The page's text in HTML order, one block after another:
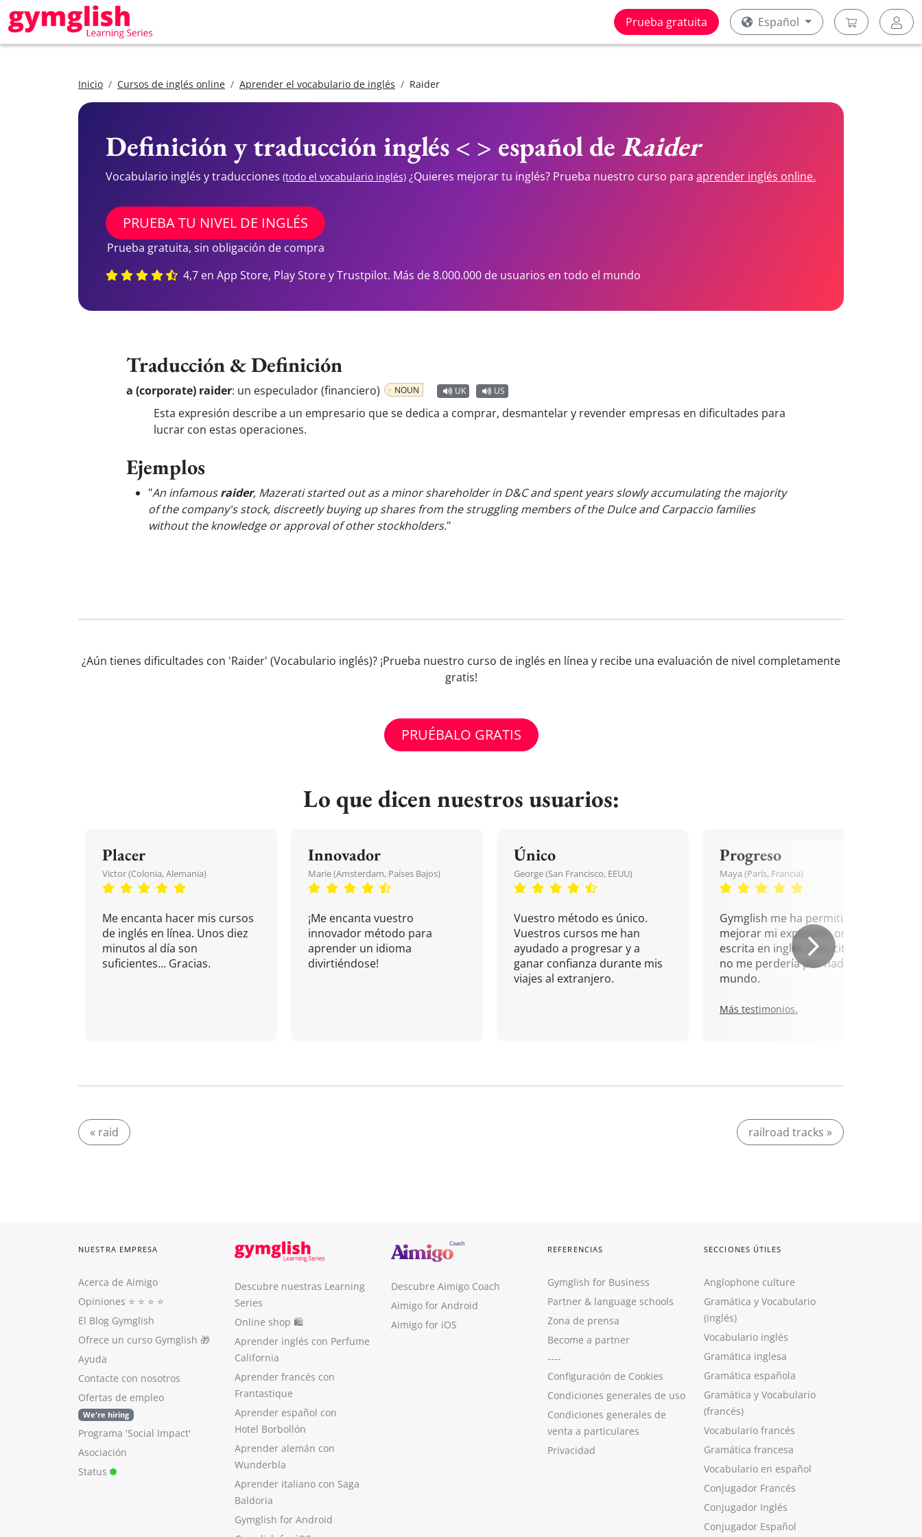
Prueba gratuita Español
Inicio Cursos de inglés online Aprender el vocabulario de inglés Raider
Definición y traducción inglés < > español de Raider
Vocabulario inglés y traducciones (todo el vocabulario inglés) ¿Quieres mejorar tu inglés? Prueba nuestro curso para aprender inglés online.
PRUEBA TU NIVEL DE INGLÉS
Prueba gratuita, sin obligación de compra
4,7 en App Store, Play Store y Trustpilot. Más de 8.000.000 de usuarios en todo el mundo
Traducción & Definición
a (corporate) raider: un especulador (financiero) NOUN UK US
Esta expresión describe a un empresario que se dedica a comprar, desmantelar y revender empresas en dificultades para
lucrar con estas operaciones.
Ejemplos
"An infamousraider, Mazerati started out as a minor shareholder in D&C and spent years slowly accumulating the majority
of the company's stock, discreetly buying up shares from the struggling members of the Dulce and Carpaccio families
without the knowledge or approval of other stockholders."
¿Aún tienes dificultades con 'Raider' (Vocabulario inglés)? ¡Prueba nuestro curso de inglés en línea y recibe una evaluación de nivel completamente
gratis!
PRUÉBALO GRATIS
Lo que dicen nuestros usuarios:
Placer
Victor (Colonia, Alemania)
Me encanta hacer mis cursos
de inglés en línea. Unos diez
minutos al día son
suficientes... Gracias.
Innovador
Marie (Amsterdam, Países Bajos)
¡Me encanta vuestro
innovador método para
aprender un idioma
divirtiéndose!
Único
George (San Francisco, EEUU)
Vuestro método es único.
Vuestros cursos me han
ayudado a progresar y a
ganar confianza durante mis
viajes al extranjero.
Progreso
Maya (París, Francia)
Gymglish me ha permitido
mejorar mi expresión oral y
escrita en inglés. Una cita que
no me perdería por nada del
mundo.
Más testimonios.
« raid railroad tracks »
NUESTRA EMPRESA
Acerca de Aimigo
Opiniones ⭐️ ⭐️ ⭐️ ⭐️
El Blog Gymglish
Ofrece un curso Gymglish 🎁
Ayuda
Contacte con nosotros
Ofertas de empleo
We're hiring
Programa 'Social Impact'
Asociación
Status
Descubre nuestras Learning
Series
Online shop 🛍
Aprender inglés con Perfume
California
Aprender francés con
Frantastique
Aprender español con
Hotel Borbollón
Aprender alemán con
Wunderbla
Aprender italiano con Saga
Baldoria
Gymglish for Android
Descubre Aimigo Coach
Aimigo for Android
Aimigo for iOS
REFERENCIAS
Gymglish for Business
Partner & language schools
Zona de prensa
Become a partner
----
Configuración de Cookies
Condiciones generales de uso
Condiciones generales de
venta a particulares
Privacidad
SECCIONES ÚTILES
Anglophone culture
Gramática y Vocabulario
(inglés)
Vocabulario inglés
Gramática inglesa
Gramática española
Gramática y Vocabulario
(francés)
Vocabulario francés
Gramática francesa
Vocabulario en español
Conjugador Francés
Conjugador Inglés
Conjugador Español